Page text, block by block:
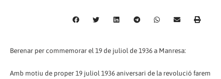
Berenar per commemorar el 19 de juliol de 1936 a Manresa:
Amb motiu de proper 19 juliol 1936 aniversari de la revolució farem